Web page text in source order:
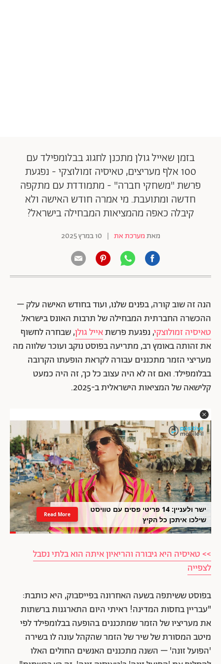
בזמן שאייל גולן מתכנן לחגוג בבלומפילד עם
100 אלף מעריצים, טאיסיה זמולוצקי - נפגעת
פרשת "משחקי חברה" - מתמודדת עם מתקפה
חדשה ומתועבת. מי אמרה חודש האישה ולא
קיבלה כאפה מהמציאות המבחילה בישראל?
מאתמערכת את | 10 במרץ 2025
הנה זה שוב קורה, בפנים שלנו, ועוד בחודש האישה עלק –
ההכשרה החברתית המבחילה של תרבות האונס בישראל.
טאיסיה זמולוצקי, נפגעת פרשתאייל גולן, שבחרה לחשוף
את זהותה באומץ רב, מתריעה בפוסט נוקב ועוכר שלווה מה
מעריצי הזמר מתכננים עבורה לקראת הופעתו הקרובה
בבלומפילד. ואם זה לא היה עצוב כל כך, זה היה כמעט
קלישאה של המציאות הישראלית ב-2025.
ישר ולעניין: 14 פריטי פסים עם טוויסט
שילכו איתכן כל הקיץ
Read More
>> טאיסיה היא גיבורה והריאיון איתה הוא בלתי נסבל
לצפייה
בפוסט ששיתפה בשעה האחרונה בפייסבוק, היא כותבת:
"עבריין בחסות המדינה! ראיתי היום התארגנות ברשתות
את מעריציו של הזמר שמתכננים בהופעה בבלומפילד לפי
מיטב המסורת של שיר של הזמר שהקהל עונה לו בשירה
'הפועל זונה' – השנה מתכננים האנשים החולים האלו